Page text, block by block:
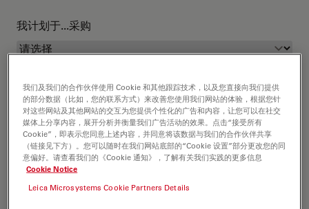
我计划于...采购
这是关于我的信息
学术头衔
我们及我们的合作伙伴使用 Cookie 和其他跟踪技术，以及您直接向我们提供
的部分数据（比如，您的联系方式）来改善您使用我们网站的体验，根据您针
对这些网站及其他网站的交互为您提供个性化的广告和内容，让您可以在社交
媒体上分享内容，展开分析并衡量我们广告活动的效果。点击“接受所有
Cookie”，即表示您同意上述内容，并同意将该数据与我们的合作伙伴共享
（链接见下方）。您可以随时在我们网站底部的“Cookie 设置”部分更改您的同
意偏好。请查看我们的《Cookie 通知》，了解有关我们实践的更多信息
Cookie Notice
Leica Microsystems Cookie Partners Details